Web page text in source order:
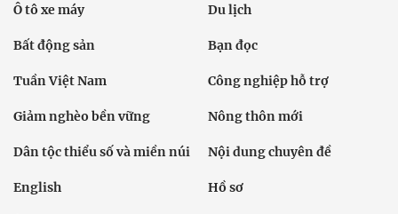
Ô tô xe máy Du lịch
Bất động sản Bạn đọc
Tuần Việt Nam Công nghiệp hỗ trợ
Giảm nghèo bền vững Nông thôn mới
Dân tộc thiểu số và miền núi Nội dung chuyên đề
English Hồ sơ